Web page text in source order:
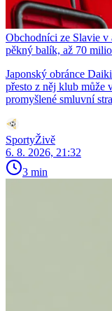
Obchodníci ze Slavie v
pěkný balík, až 70
Japonský obránce
přesto z něj klub
promyšlené smluvní
SportyŽivě
6. 8. 2026, 21:32
3 min